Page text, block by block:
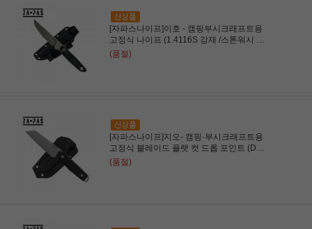
[자파스나이프]이호 - 캠핑부시크래프트용
고정식 나이프 (1.4116S 강재 /스톤워시 칼
날 / 블랙 G10 핸들) (EHO-ST-WBD)
(품절)
[자파스나이프]지오- 캠핑·부시크래프트용
고정식 블레이드 플랫 컷 드롭 포인트 (D2
강재 / 스톤워시 칼날 / 블랙 G10 핸들)
(품절)